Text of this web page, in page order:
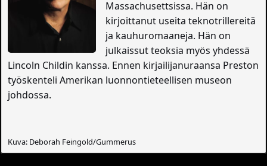
Massachusettsissa. Hän on
kirjoittanut useita teknotrillereitä
ja kauhuromaaneja. Hän on
julkaissut teoksia myös yhdessä
Lincoln Childin kanssa. Ennen kirjailijanuraansa Preston
työskenteli Amerikan luonnontieteellisen museon
johdossa.
Kuva: Deborah Feingold/Gummerus